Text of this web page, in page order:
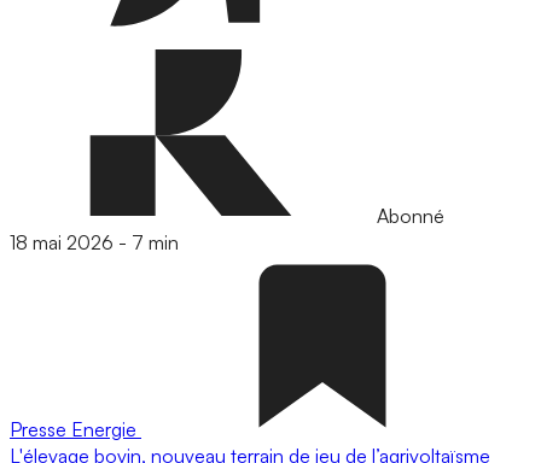
Abonné
18 mai 2026 - 7 min
Presse Energie
L'élevage bovin, nouveau terrain de jeu de l’agrivoltaïsme